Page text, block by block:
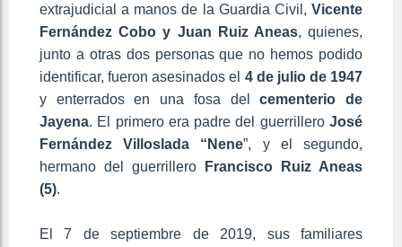
extrajudicial a manos de la Guardia Civil, Vicente
Fernández Cobo y Juan Ruiz Aneas, quienes,
junto a otras dos personas que no hemos podido
identificar, fueron asesinados el 4 de julio de 1947
y enterrados en una fosa delcementerio de
Jayena. El primero era padre del guerrillero José
Fernández Villoslada “Nene”, y el segundo,
hermano del guerrillero
Francisco Ruiz Aneas
(5).
El 7 de septiembre de 2019, sus familiares